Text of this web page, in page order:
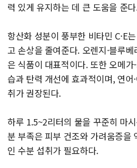
력 있게 유지하는 데 큰 도움을 준
항산화 성분이 풍부한 비타민 C·E
고 손상을 줄여준다. 오렌지·블루베
은 식품이 대표적이다. 또한 오메
습과 탄력 개선에 효과적이며, 연어
취가 권장된다.
하루 1.5~2리터의 물을 꾸준히 마
분 부족은 피부 건조와 가려움증을
인 수분 섭취가 필요하다.